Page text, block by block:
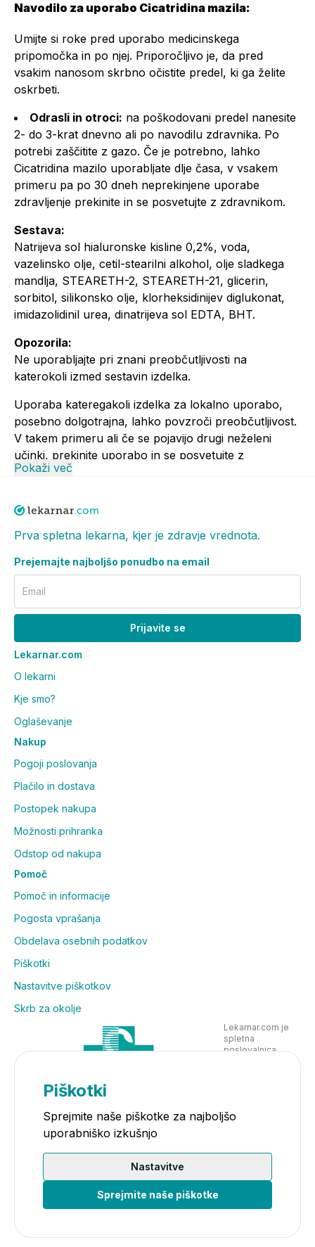
Navodilo za uporabo Cicatridina mazila:
Umijte si roke pred uporabo medicinskega
pripomočka in po njej. Priporočljivo je, da pred
vsakim nanosom skrbno očistite predel, ki ga želite
oskrbeti.
Odrasli in otroci: na poškodovani predel nanesite
2- do 3-krat dnevno ali po navodilu zdravnika. Po
potrebi zaščitite z gazo. Če je potrebno, lahko
Cicatridina mazilo uporabljate dlje časa, v vsakem
primeru pa po 30 dneh neprekinjene uporabe
zdravljenje prekinite in se posvetujte z zdravnikom.
Sestava:
Natrijeva sol hialuronske kisline 0,2%, voda,
vazelinsko olje, cetil-stearilni alkohol, olje sladkega
mandlja, STEARETH-2, STEARETH-21, glicerin,
sorbitol, silikonsko olje, klorheksidinijev diglukonat,
imidazolidinil urea, dinatrijeva sol EDTA, BHT.
Opozorila:
Ne uporabljajte pri znani preobčutljivosti na
katerokoli izmed sestavin izdelka.
Uporaba kateregakoli izdelka za lokalno uporabo,
posebno dolgotrajna, lahko povzroči preobčutljivost.
V takem primeru ali če se pojavijo drugi neželeni
učinki, prekinite uporabo in se posvetujte z
zdravnikom ali farmacevtom.
Izogibajte se stiku z očmi. Ne zaužijte. Ker posebne
klinične študije niso bile izvedene, se, če ste noseči ali
zdravnikom.
Medicinski pripomoček izpolnjuje zahteve za oznako
CE 0477.
Proizvajalec:Farma-Derma s. r. l., Via dell´Artigiano
6-8, 40010 Sala Bolognese, Italija
(info@farmaderma.it)
Distributer:
Logatec (dr.gorkic@dr-gorkic.si)
Pokaži več
Prva spletna lekarna, kjer je zdravje vrednota.
Prejemajte najboljšo ponudbo na email
Email
Prijavite se
Lekarnar.com
O lekarni
Kje smo?
Oglaševanje
Nakup
Pogoji poslovanja
Plačilo in dostava
Postopek nakupa
Možnosti prihranka
Odstop od nakupa
Pomoč
Pomoč in informacije
Pogosta vprašanja
Obdelava osebnih podatkov
Piškotki
Nastavitve piškotkov
Skrb za okolje
Lekarnar.com je
spletna
poslovalnica
Piškotki
Sprejmite naše piškotke za najboljšo
uporabniško izkušnjo
Nastavitve
Sprejmite naše piškotke